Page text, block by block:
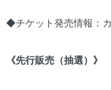
◆チケット発売情報：
《先行販売（抽選）》